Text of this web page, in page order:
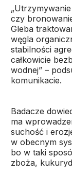
czy
Gleba
węgla
stabilności
całkowicie
wodnej” –
komunikacie.
Badacze
ma
suchość i
w obecnym
bo w taki
zboża,